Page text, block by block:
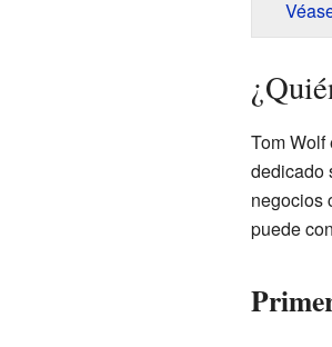
Tom
dedicado
negocios
puede